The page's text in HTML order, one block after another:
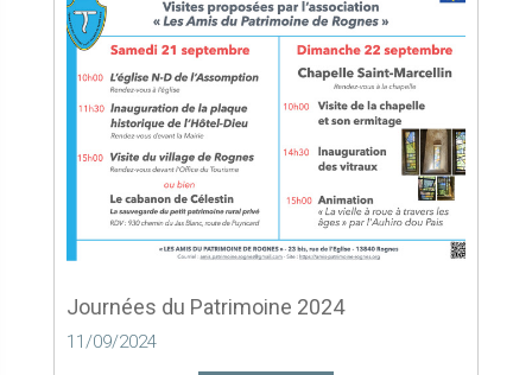
Journées du Patrimoine 2024
11/09/2024